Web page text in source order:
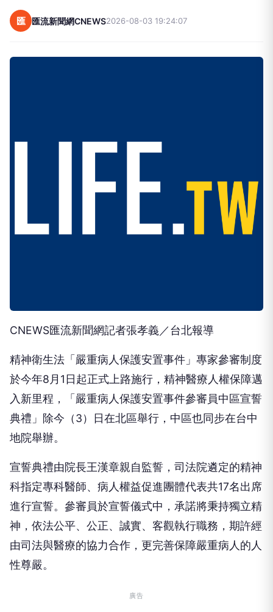
匯 匯流新聞網CNEWS2026-08-03 19:24:07
CNEWS匯流新聞網記者張孝義／台北報導
精神衛生法「嚴重病人保護安置事件」專家參審制度
於今年8月1日起正式上路施行，精神醫療人權保障邁
入新里程，「嚴重病人保護安置事件參審員中區宣誓
典禮」除今（3）日在北區舉行，中區也同步在台中
地院舉辦。
宣誓典禮由院長王漢章親自監誓，司法院遴定的精神
科指定專科醫師、病人權益促進團體代表共17名出席
進行宣誓。參審員於宣誓儀式中，承諾將秉持獨立精
神，依法公平、公正、誠實、客觀執行職務，期許經
由司法與醫療的協力合作，更完善保障嚴重病人的人
性尊嚴。
廣告